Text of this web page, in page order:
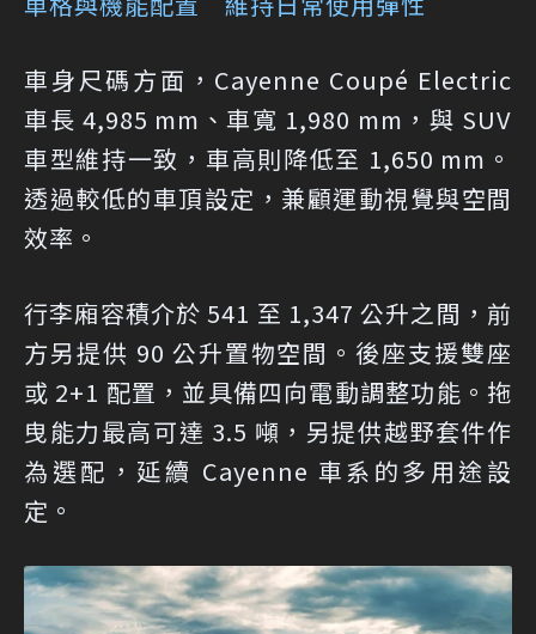
車身尺碼方面，Cayenne Coupé Electric
車長 4,985 mm、車寬 1,980 mm，與 SUV
車型維持一致，車高則降低至 1,650 mm。
透過較低的車頂設定，兼顧運動視覺與空間
效率。
行李廂容積介於 541 至 1,347 公升之間，前
方另提供 90 公升置物空間。後座支援雙座
或 2+1 配置，並具備四向電動調整功能。拖
曳能力最高可達 3.5 噸，另提供越野套件作
為選配，延續 Cayenne 車系的多用途設
定。